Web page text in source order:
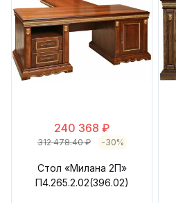
240 368 ₽
312 478.40 ₽ -30%
Стол «Милана 2П»
П4.265.2.02(396.02)